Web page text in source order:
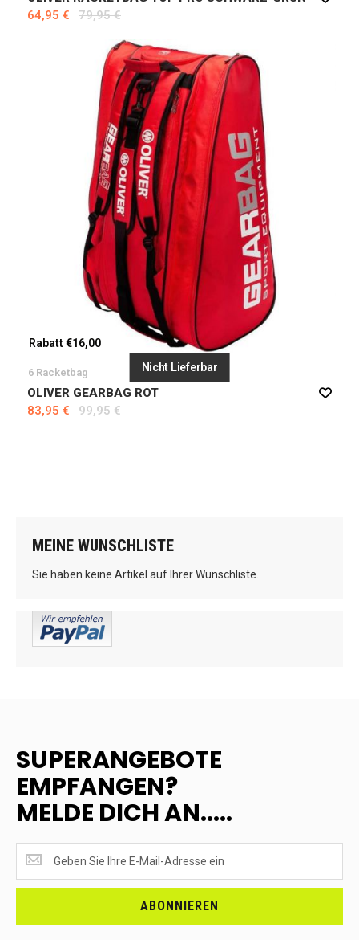
64,95 €
79,95 €
Nicht Lieferbar
Rabatt €16,00
6 Racketbag
OLIVER GEARBAG ROT
83,95 €
99,95 €
MEINE WUNSCHLISTE
Sie haben keine Artikel auf Ihrer Wunschliste.
SUPERANGEBOTE
EMPFANGEN?
MELDE DICH AN.....
EMPFANGEN?
<br>MELDE
ABONNIEREN